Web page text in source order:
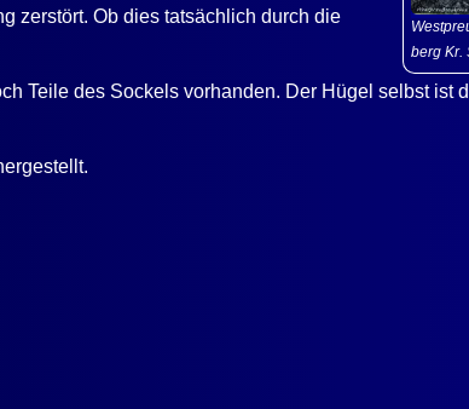
berg Kr.
zerstört. Ob dies tatsächlich durch die
Teile des Sockels vorhanden. Der Hügel selbst ist